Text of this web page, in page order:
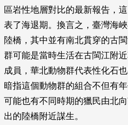
區岩性地層對比的最新報告，
表了海退期。換言之，臺灣海
陸橋，其中並有南北貫穿的古
群可能是當時生活在古閩江附
成員，華北動物群代表性化石
暗指這個動物群的組合不但有
可能也有不同時期的獵民由北
出的陸橋附近謀生。